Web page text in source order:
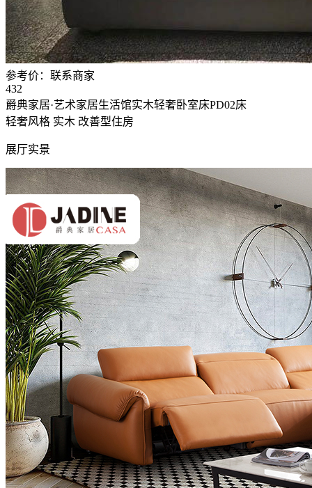
参考价： 联系商家
432
爵典家居·艺术家居生活馆实木轻奢卧室床PD02床
轻奢风格 实木 改善型住房
展厅实景